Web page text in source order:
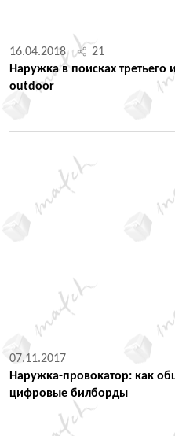
16.04.2018
21
Наружка в поисках третьего
outdoor
07.11.2017
Наружка-провокатор: как
цифровые билборды